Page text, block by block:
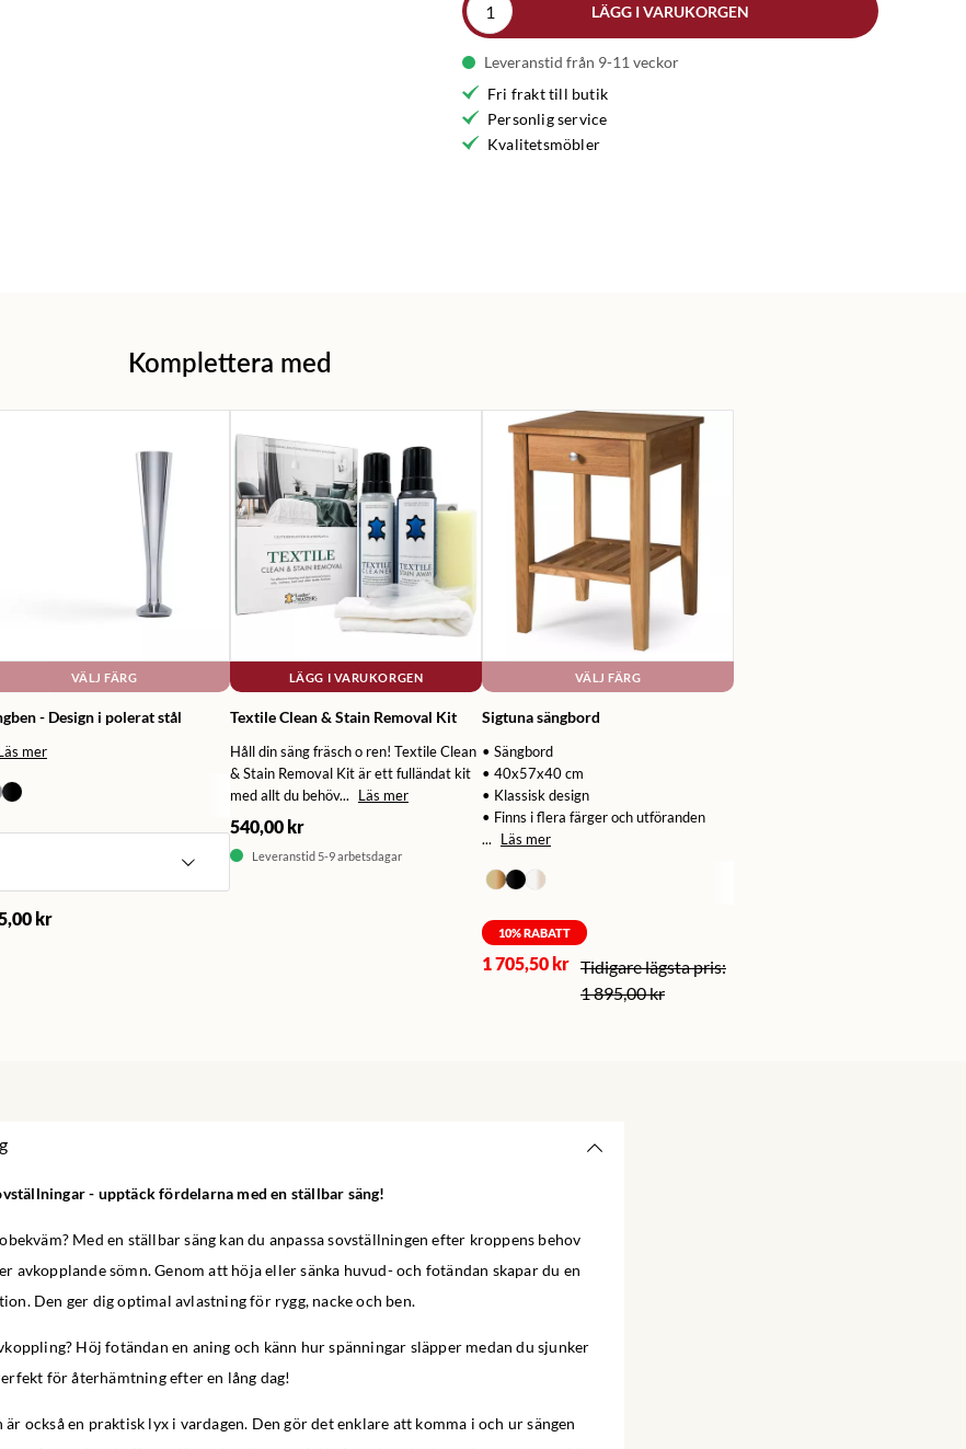
LÄGG I VARUKORGEN
Leveranstid från 9-11 veckor
Fri frakt till butik
Personlig service
Kvalitetsmöbler
Komplettera med
VÄLJ FÄRG
- Design i polerat stål
mer
kr
LÄGG I VARUKORGEN
Textile Clean & Stain Removal Kit
Håll din säng fräsch o ren! Textile Clean
& Stain Removal Kit är ett fulländat kit
med allt du behöv...
Läs mer
540,00 kr
Leveranstid 5-9 arbetsdagar
VÄLJ FÄRG
Sigtuna sängbord
• Sängbord
• 40x57x40 cm
• Klassisk design
• Finns i flera färger och utföranden
...
Läs mer
10% RABATT
1 705,50 kr
1 895,00 kr
- upptäck fördelarna med en ställbar säng!
Med en ställbar säng kan du anpassa sovställningen efter kroppens behov
avkopplande sömn. Genom att höja eller sänka huvud- och fotändan skapar du en
Den ger dig optimal avlastning för rygg, nacke och ben.
Höj fotändan en aning och känn hur spänningar släpper medan du sjunker
för återhämtning efter en lång dag!
är också en praktisk lyx i vardagen. Den gör det enklare att komma i och ur sängen